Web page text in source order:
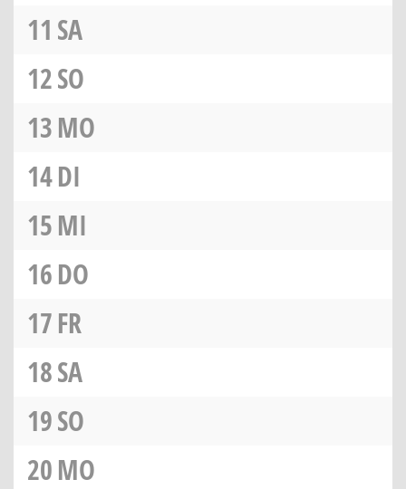
11 SA
12SO
13MO
14DI
15MI
16DO
17FR
18SA
19SO
20MO